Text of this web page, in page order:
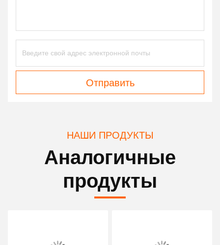
Отправить
НАШИ ПРОДУКТЫ
Аналогичные
продукты